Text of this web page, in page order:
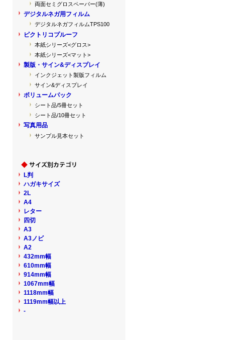
両面セミグロスペーパー(薄)
デジタルネガ用フィルム
デジタルネガフィルムTPS100
ピクトリコプルーフ
本紙シリーズ<グロス>
本紙シリーズ<マット>
製版・サイン&ディスプレイ
インクジェット製版フィルム
サイン&ディスプレイ
ボリュームパック
シート品/5冊セット
シート品/10冊セット
写真用品
サンプル見本セット
L判
ハガキサイズ
2L
A4
レター
四切
A3
A3ノビ
A2
432mm幅
610mm幅
914mm幅
1067mm幅
1118mm幅
1119mm幅以上
-